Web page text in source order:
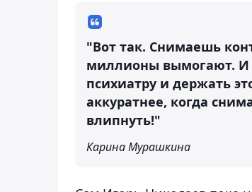
"Вот так. Снимаешь
миллионы вымогают. И
психиатру и держать
аккуратнее, когда
влипнуть!"
Карина Мурашкина